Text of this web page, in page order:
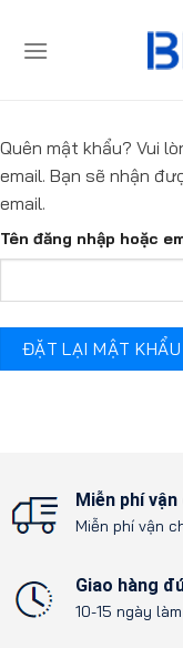
Quên mật khẩu? Vui
email. Bạn sẽ nhận
email.
Tên đăng nhập hoặc
ĐẶT LẠI MẬT KHẨU
Miễn phí
Miễn phí vận
Giao hàng
10-15 ngày